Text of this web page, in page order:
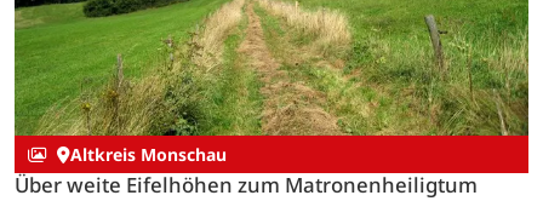
Altkreis Monschau
Über weite Eifelhöhen zum Matronenheiligtum